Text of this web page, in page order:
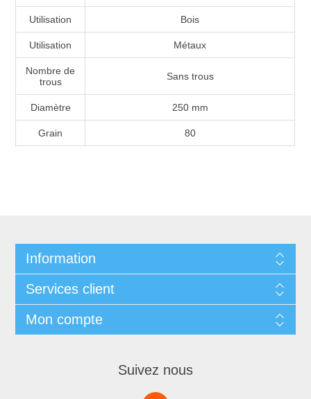
Utilisation Bois
Utilisation Métaux
Nombre de
trous
Sans trous
Diamètre 250 mm
Grain 80
Information
Services client
Mon compte
Suivez nous